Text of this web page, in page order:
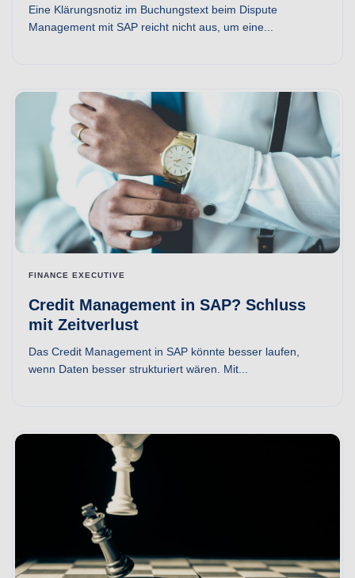
Eine Klärungsnotiz im Buchungstext beim Dispute
Management mit SAP reicht nicht aus, um eine...
FINANCE EXECUTIVE
Credit Management in SAP? Schluss
mit Zeitverlust
Das Credit Management in SAP könnte besser laufen,
wenn Daten besser strukturiert wären. Mit...